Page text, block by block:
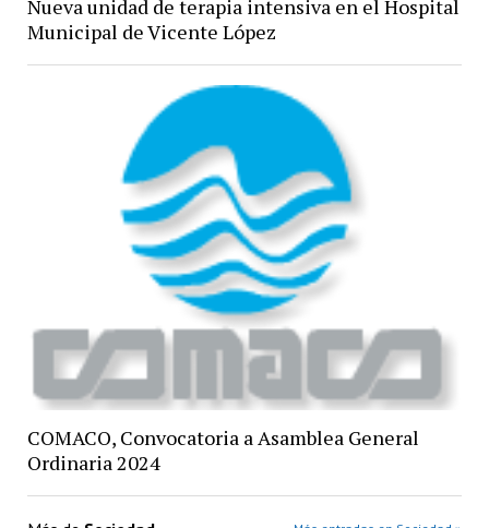
Nueva unidad de terapia intensiva en el Hospital
Municipal de Vicente López
COMACO, Convocatoria a Asamblea General
Ordinaria 2024